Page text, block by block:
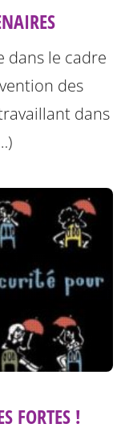
dans le cadre
des
dans
FORTES !